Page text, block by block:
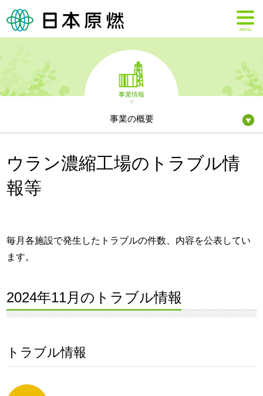
MENU
事業情報
事業の概要
ウラン濃縮工場のトラブル情
報等
毎月各施設で発生したトラブルの件数、内容を公表してい
ます。
2024年11月のトラブル情報
トラブル情報